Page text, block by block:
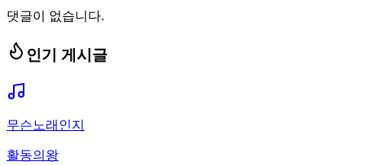
댓글이 없습니다.
인기 게시글
무슨노래인지
활동의왕